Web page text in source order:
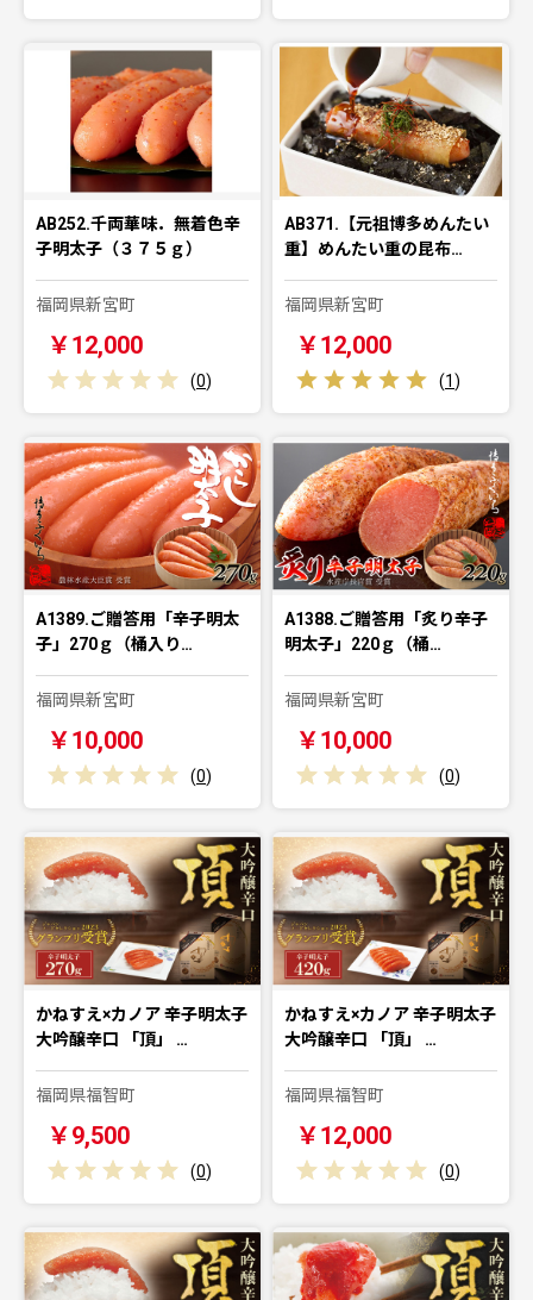
AB252.千両華味．無着色辛
子明太子（３７５ｇ）
福岡県新宮町
￥12,000
(0)
AB371.【元祖博多めんたい
重】めんたい重の昆布…
福岡県新宮町
￥12,000
(1)
A1389.ご贈答用「辛子明太
子」270ｇ（桶入り…
福岡県新宮町
￥10,000
(0)
A1388.ご贈答用「炙り辛子
明太子」220ｇ（桶…
福岡県新宮町
￥10,000
(0)
かねすえ×カノア 辛子明太子
大吟醸辛口 「頂」 …
福岡県福智町
￥9,500
(0)
かねすえ×カノア 辛子明太子
大吟醸辛口 「頂」 …
福岡県福智町
￥12,000
(0)